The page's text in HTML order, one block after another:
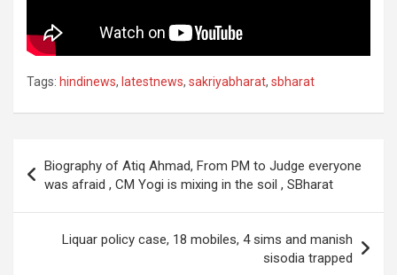
Tags: hindinews, latestnews, sakriyabharat, sbharat
navigation
Biography of Atiq Ahmad, From PM to Judge everyone
was afraid , CM Yogi is mixing in the soil , SBharat
Liquar policy case, 18 mobiles, 4 sims and manish
sisodia trapped